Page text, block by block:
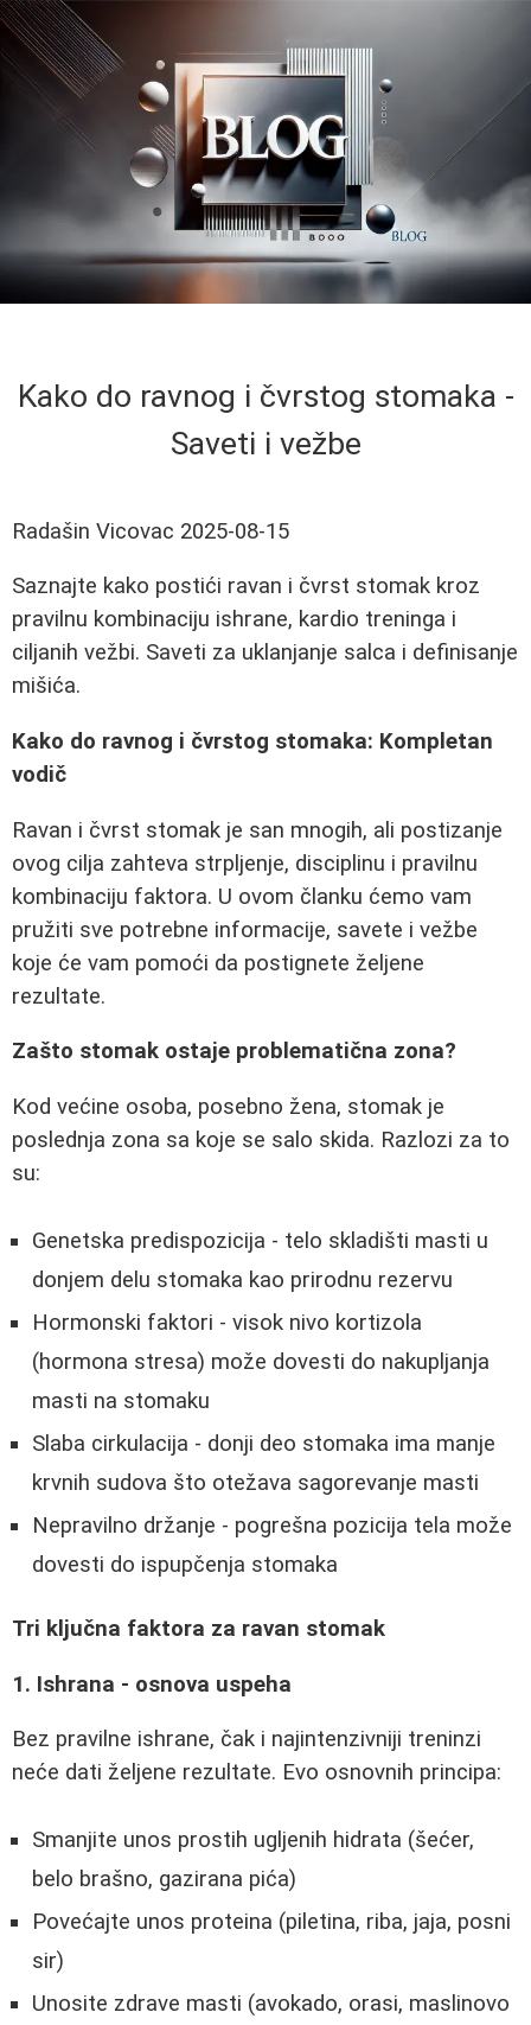
Kako do ravnog i čvrstog stomaka -
Saveti i vežbe
Radašin Vicovac 2025-08-15
Saznajte kako postići ravan i čvrst stomak kroz
pravilnu kombinaciju ishrane, kardio treninga i
ciljanih vežbi. Saveti za uklanjanje salca i definisanje
mišića.
Kako do ravnog i čvrstog stomaka: Kompletan
vodič
Ravan i čvrst stomak je san mnogih, ali postizanje
ovog cilja zahteva strpljenje, disciplinu i pravilnu
kombinaciju faktora. U ovom članku ćemo vam
pružiti sve potrebne informacije, savete i vežbe
koje će vam pomoći da postignete željene
rezultate.
Zašto stomak ostaje problematična zona?
Kod većine osoba, posebno žena, stomak je
poslednja zona sa koje se salo skida. Razlozi za to
su:
Genetska predispozicija - telo skladišti masti u
donjem delu stomaka kao prirodnu rezervu
Hormonski faktori - visok nivo kortizola
(hormona stresa) može dovesti do nakupljanja
masti na stomaku
Slaba cirkulacija - donji deo stomaka ima manje
krvnih sudova što otežava sagorevanje masti
Nepravilno držanje - pogrešna pozicija tela može
dovesti do ispupčenja stomaka
Tri ključna faktora za ravan stomak
1. Ishrana - osnova uspeha
Bez pravilne ishrane, čak i najintenzivniji treninzi
neće dati željene rezultate. Evo osnovnih principa:
Smanjite unos prostih ugljenih hidrata (šećer,
belo brašno, gazirana pića)
Povećajte unos proteina (piletina, riba, jaja, posni
sir)
Unosite zdrave masti (avokado, orasi, maslinovo